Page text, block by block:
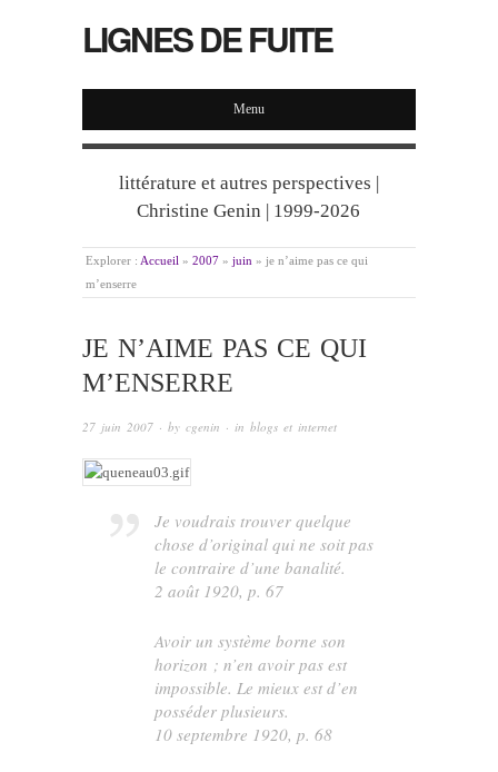
LIGNES DE FUITE
Menu
littérature et autres perspectives |
Christine Genin | 1999-2026
Explorer : Accueil » 2007 » juin » je n’aime pas ce qui
m’enserre
JE N’AIME PAS CE QUI
M’ENSERRE
27 juin 2007 · by cgenin · in blogs et internet
Je voudrais trouver quelque
chose d’original qui ne soit pas
le contraire d’une banalité.
2 août 1920, p. 67
Avoir un système borne son
horizon ; n’en avoir pas est
impossible. Le mieux est d’en
posséder plusieurs.
10 septembre 1920, p. 68